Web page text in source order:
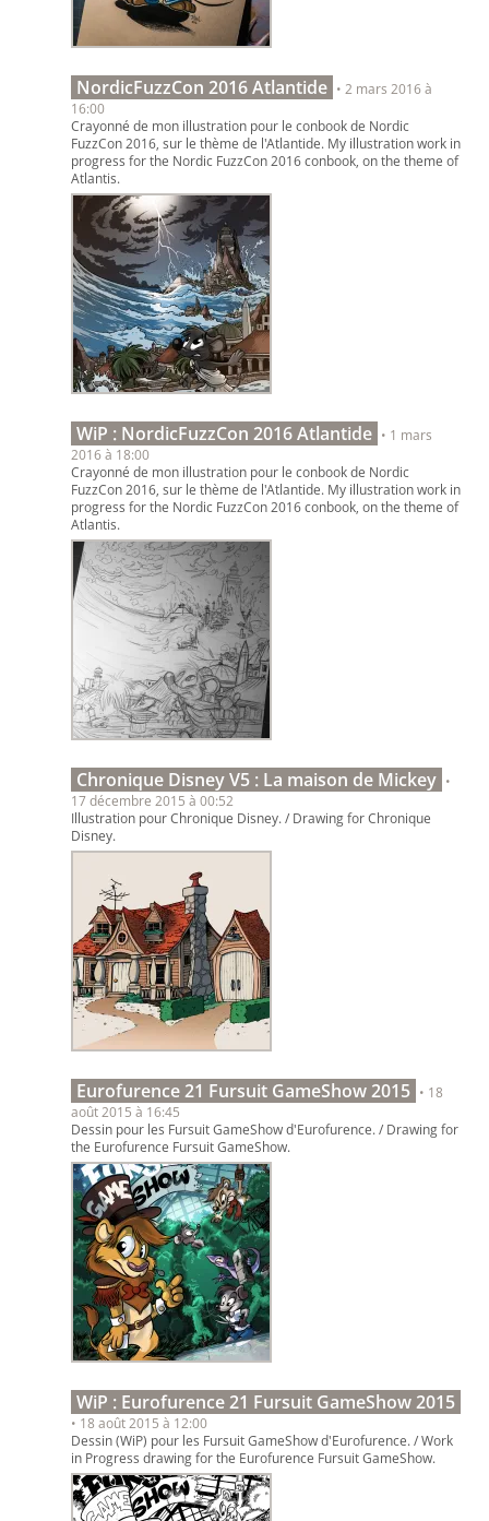
NordicFuzzCon 2016 Atlantide • 2 mars 2016 à
16:00
Crayonné de mon illustration pour le conbook de Nordic
FuzzCon 2016, sur le thème de l'Atlantide. My illustration work in
progress for the Nordic FuzzCon 2016 conbook, on the theme of
Atlantis.
WiP : NordicFuzzCon 2016 Atlantide • 1 mars
2016 à 18:00
Crayonné de mon illustration pour le conbook de Nordic
FuzzCon 2016, sur le thème de l'Atlantide. My illustration work in
progress for the Nordic FuzzCon 2016 conbook, on the theme of
Atlantis.
Chronique Disney V5 : La maison de Mickey •
17 décembre 2015 à 00:52
Illustration pour Chronique Disney. / Drawing for Chronique
Disney.
Eurofurence 21 Fursuit GameShow 2015 • 18
août 2015 à 16:45
Dessin pour les Fursuit GameShow d'Eurofurence. / Drawing for
the Eurofurence Fursuit GameShow.
WiP : Eurofurence 21 Fursuit GameShow 2015
• 18 août 2015 à 12:00
Dessin (WiP) pour les Fursuit GameShow d'Eurofurence. / Work
in Progress drawing for the Eurofurence Fursuit GameShow.